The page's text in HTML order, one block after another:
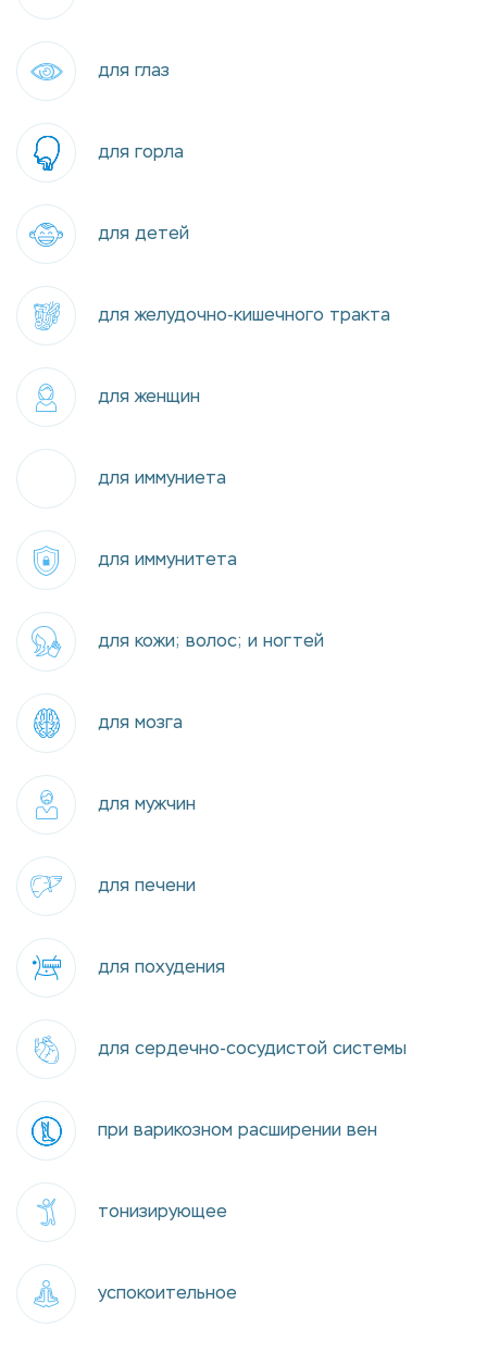
для глаз
для горла
для детей
для желудочно-кишечного тракта
для женщин
для иммуниета
для иммунитета
для кожи; волос; и ногтей
для мозга
для мужчин
для печени
для похудения
для сердечно-сосудистой системы
при варикозном расширении вен
тонизирующее
успокоительное